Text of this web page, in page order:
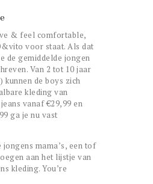
& feel comfortable,
voor staat. Als dat
de gemiddelde jongen
Van 2 tot 10 jaar
kunnen de boys zich
kleding van
vanaf €29,99 en
ga je nu vast
mama’s, een tof
aan het lijstje van
kleding. You’re